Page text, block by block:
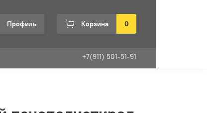
Профиль Корзина 0
+7(911) 501-51-91